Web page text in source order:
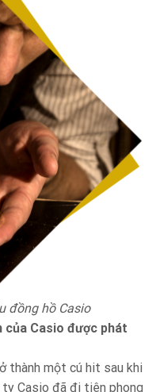
đồng hồ Casio
của Casio được phát
thành một cú hit sau khi
ty Casio đã đi tiên phong